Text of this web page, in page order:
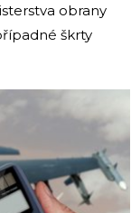
obrany
škrty